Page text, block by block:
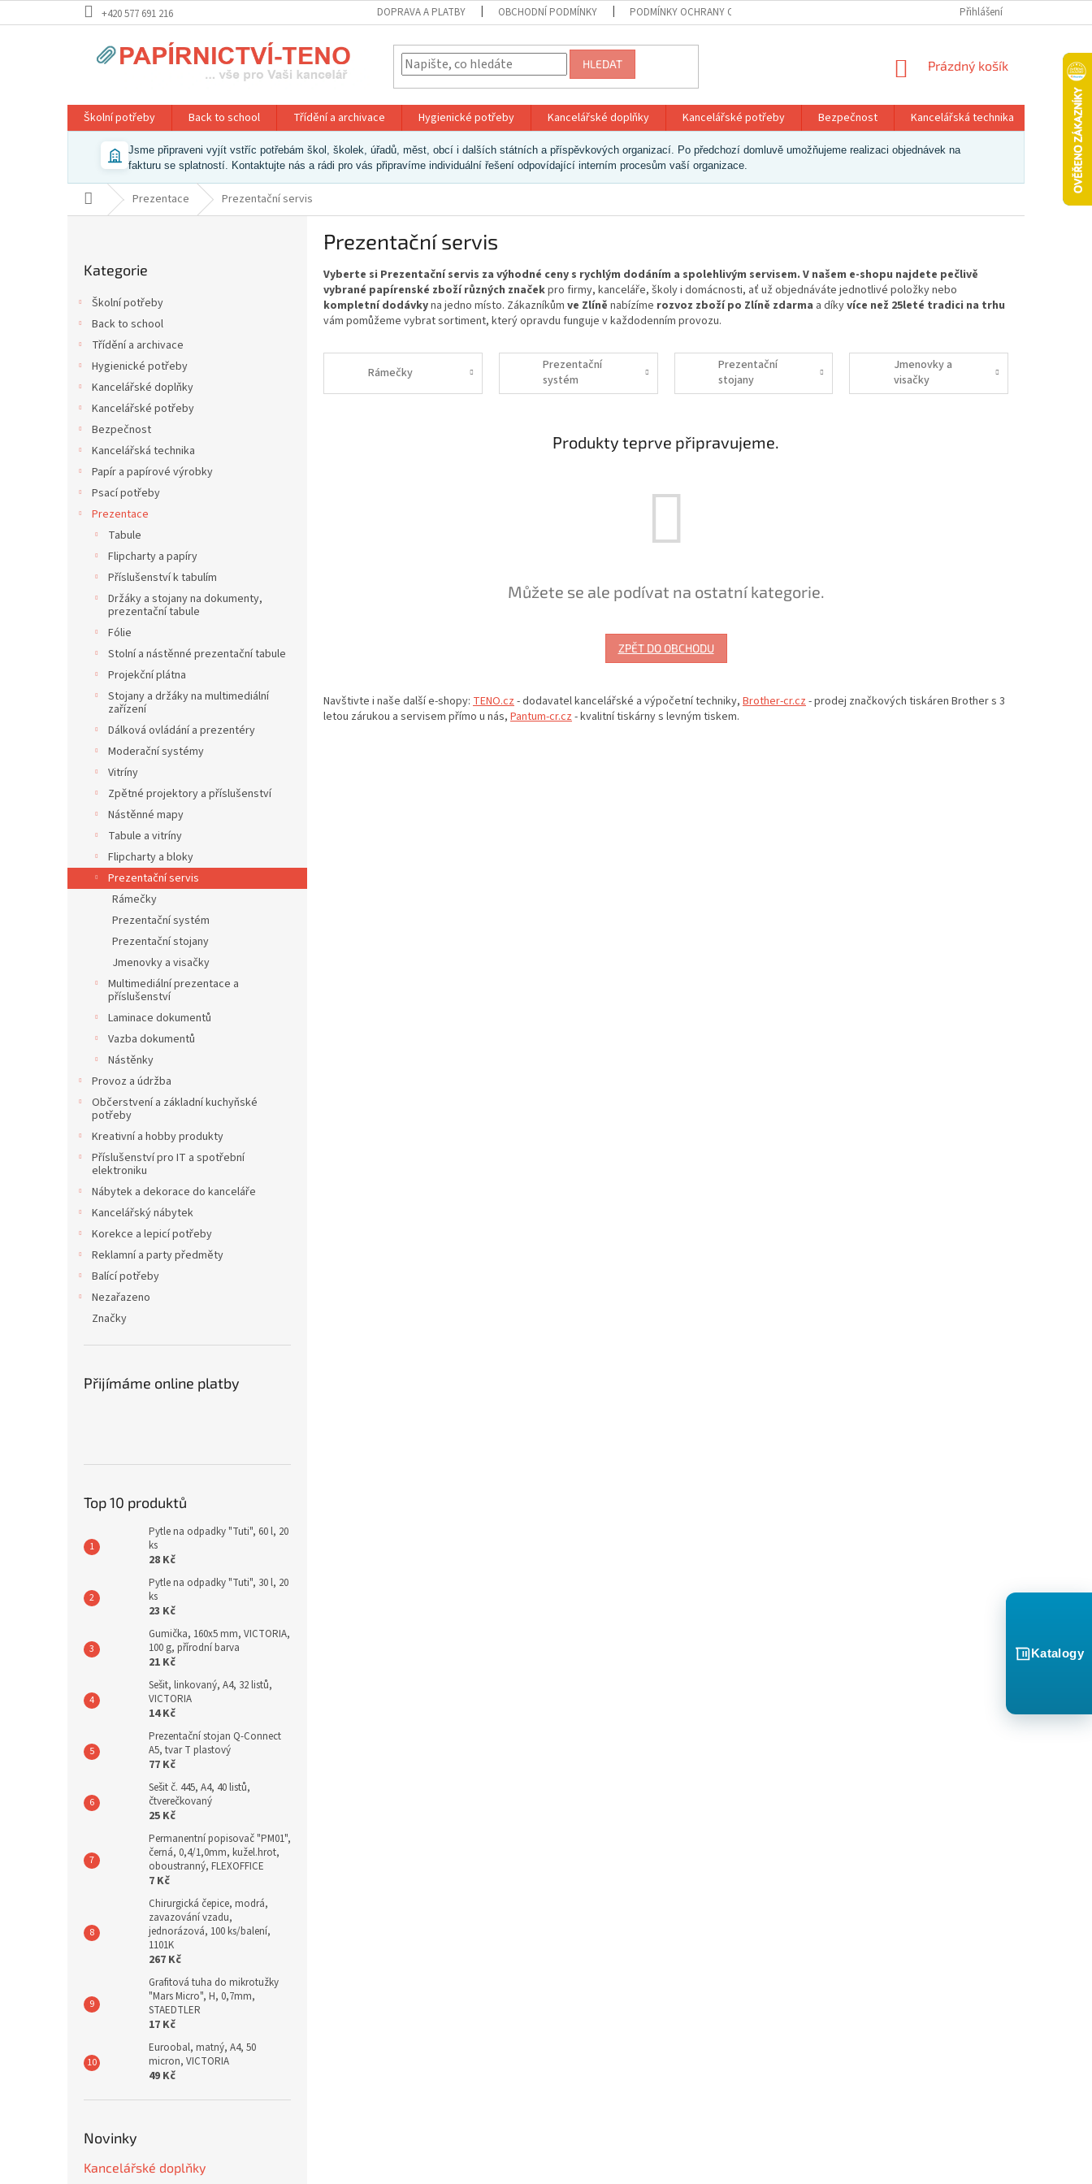
na
+420 577 691 216 DOPRAVA A PLATBY OBCHODNÍ PODMÍNKY PODMÍNKY OCHRANY OSOBNÍCH ÚDAJŮ Přihlášení
HLEDAT
NÁKUPNÍ
Prázdný košík
Školní potřeby Back to school Třídění a archivace Hygienické potřeby Kancelářské doplňky Kancelářské potřeby Bezpečnost Kancelářská technika Papír a
Jsme připraveni vyjít vstříc potřebám škol, školek, úřadů, měst, obcí i dalších státních a příspěvkových organizací. Po předchozí domluvě umožňujeme realizaci objednávek na
fakturu se splatností. Kontaktujte nás a rádi pro vás připravíme individuální řešení odpovídající interním procesům vaší organizace.
Domů Prezentace Prezentační servis
kategorie
Kategorie
Školní potřeby
Back to school
Třídění a archivace
Hygienické potřeby
Kancelářské doplňky
Kancelářské potřeby
Bezpečnost
Kancelářská technika
Papír a papírové výrobky
Psací potřeby
Prezentace
Tabule
Flipcharty a papíry
Příslušenství k tabulím
Držáky a stojany na dokumenty,
prezentační tabule
Fólie
Stolní a nástěnné prezentační tabule
Projekční plátna
Stojany a držáky na multimediální
zařízení
Dálková ovládání a prezentéry
Moderační systémy
Vitríny
Zpětné projektory a příslušenství
Nástěnné mapy
Tabule a vitríny
Flipcharty a bloky
Prezentační servis
Rámečky
Prezentační systém
Prezentační stojany
Jmenovky a visačky
Multimediální prezentace a
příslušenství
Laminace dokumentů
Vazba dokumentů
Nástěnky
Provoz a údržba
Občerstvení a základní kuchyňské
potřeby
Kreativní a hobby produkty
Příslušenství pro IT a spotřební
elektroniku
Nábytek a dekorace do kanceláře
Kancelářský nábytek
Korekce a lepicí potřeby
Reklamní a party předměty
Balící potřeby
Nezařazeno
Značky
Přijímáme online platby
Top 10 produktů
Pytle na odpadky "Tuti", 60 l, 20
ks
28 Kč
Pytle na odpadky "Tuti", 30 l, 20
ks
23 Kč
Gumička, 160x5 mm, VICTORIA,
100 g, přírodní barva
21 Kč
Sešit, linkovaný, A4, 32 listů,
VICTORIA
14 Kč
Prezentační stojan Q-Connect
A5, tvar T plastový
77 Kč
Sešit č. 445, A4, 40 listů,
čtverečkovaný
25 Kč
Permanentní popisovač "PM01",
černá, 0,4/1,0mm, kužel.hrot,
oboustranný, FLEXOFFICE
7 Kč
Chirurgická čepice, modrá,
zavazování vzadu,
jednorázová, 100 ks/balení,
1101K
267 Kč
Grafitová tuha do mikrotužky
"Mars Micro", H, 0,7mm,
STAEDTLER
17 Kč
Euroobal, matný, A4, 50
micron, VICTORIA
49 Kč
Novinky
Kancelářské doplňky
Prezentační servis
Vyberte si Prezentační servis za výhodné ceny s rychlým dodáním a spolehlivým servisem. V našem e-shopu najdete pečlivě
vybrané papírenské zboží různých značekpro firmy, kanceláře, školy i domácnosti, ať už objednáváte jednotlivé položky nebo
kompletní dodávkyna jedno místo. Zákazníkům ve Zlíně nabízíme rozvoz zboží po Zlíně zdarma a díkyvíce než 25leté tradici na trhu
vám pomůžeme vybrat sortiment, který opravdu funguje v každodenním provozu.
Rámečky
Prezentační
systém
Prezentační
stojany
Jmenovky a
visačky
Produkty teprve připravujeme.
Můžete se ale podívat na ostatní kategorie.
ZPĚT DO OBCHODU
Navštivte i naše další e-shopy: TENO.cz - dodavatel kancelářské a výpočetní techniky, Brother-cr.cz - prodej značkových tiskáren Brother s 3
letou zárukou a servisem přímo u nás, Pantum-cr.cz - kvalitní tiskárny s levným tiskem.
Katalogy